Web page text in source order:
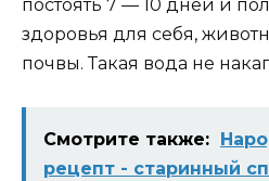
постоять 7 — 10 дней и
здоровья для себя,
почвы. Такая вода не
Смотрите также:
рецепт - старинный